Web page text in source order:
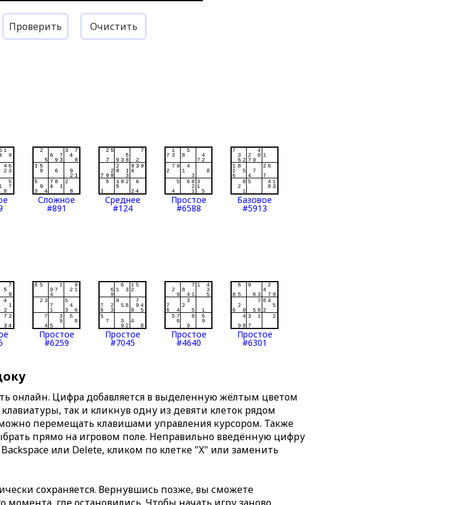
Проверить Очистить
Сложное
#891
Среднее
#124
Простое
#6588
Базовое
#5913
Простое
#6259
Простое
#7045
Простое
#4640
Простое
#6301
онлайн. Цифра добавляется в выделенную жёлтым цветом
так и кликнув одну из девяти клеток рядом
перемещать клавишами управления курсором. Также
прямо на игровом поле. Неправильно введённую цифру
или Delete, кликом по клетке "X" или заменить
сохраняется. Вернувшись позже, вы сможете